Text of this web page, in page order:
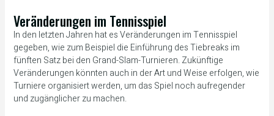
Veränderungen im Tennisspiel
In den letzten Jahren hat es Veränderungen im Tennisspiel
gegeben, wie zum Beispiel die Einführung des Tiebreaks im
fünften Satz bei den Grand-Slam-Turnieren. Zukünftige
Veränderungen könnten auch in der Art und Weise erfolgen, wie
Turniere organisiert werden, um das Spiel noch aufregender
und zugänglicher zu machen.